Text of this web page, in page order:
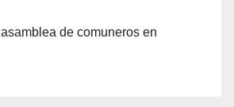
de comuneros en